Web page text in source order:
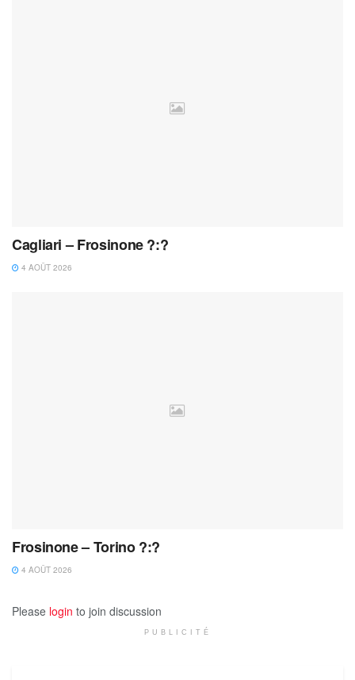
Cagliari – Frosinone ?:?
4 AOÛT 2026
Frosinone – Torino ?:?
4 AOÛT 2026
Please login to join discussion
PUBLICITÉ